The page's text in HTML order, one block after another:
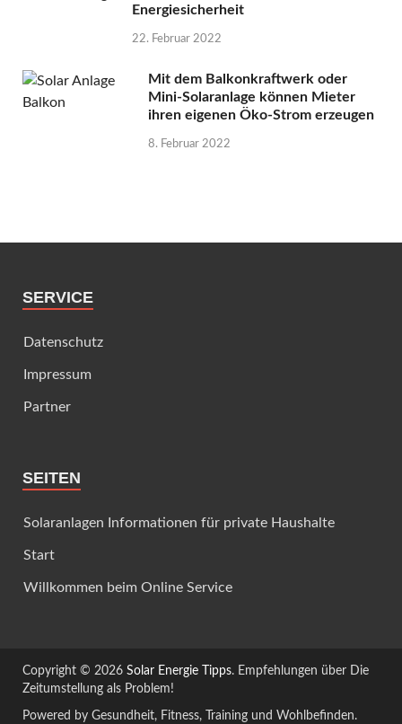
Energiesicherheit
22. Februar 2022
Mit dem Balkonkraftwerk oder
Mini-Solaranlage können Mieter
ihren eigenen Öko-Strom erzeugen
8. Februar 2022
SERVICE
Datenschutz
Impressum
Partner
SEITEN
Solaranlagen Informationen für private Haushalte
Start
Willkommen beim Online Service
Copyright © 2026 Solar Energie Tipps. Empfehlungen über Die
Zeitumstellung als Problem!
Powered by Gesundheit, Fitness, Training und Wohlbefinden.